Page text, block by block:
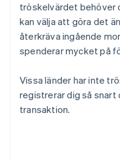
tröskelvärdet behöver
kan välja att göra det
återkräva ingående
spenderar mycket på
Vissa länder har inte
registrerar dig så
transaktion.